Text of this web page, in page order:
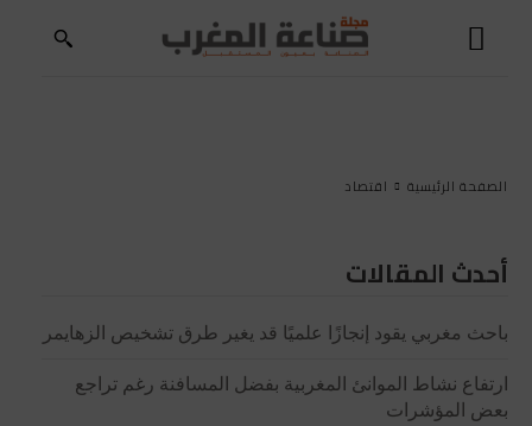
الصفحة الرئيسية اقتصاد
أحدث المقالات
باحث مغربي يقود إنجازًا علميًا قد يغير طرق تشخيص الزهايمر
ارتفاع نشاط الموانئ المغربية بفضل المسافنة رغم تراجع
بعض المؤشرات